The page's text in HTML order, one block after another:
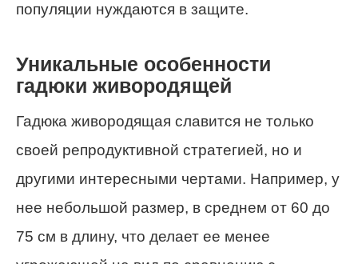
популяции нуждаются в защите.
Уникальные особенности
гадюки живородящей
Гадюка живородящая славится не только
своей репродуктивной стратегией, но и
другими интересными чертами. Например, у
нее небольшой размер, в среднем от 60 до
75 см в длину, что делает ее менее